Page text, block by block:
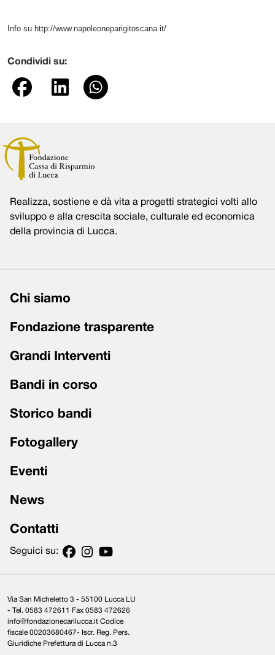
Info su http://www.napoleoneparigitoscana.it/
Condividi su:
Realizza, sostiene e dà vita a progetti strategici volti allo
sviluppo e alla crescita sociale, culturale ed economica
della provincia di Lucca.
Chi siamo
Fondazione trasparente
Grandi Interventi
Bandi in corso
Storico bandi
Fotogallery
Eventi
News
Contatti
Seguici su:
Via San Micheletto 3 - 55100 Lucca LU
- Tel. 0583 472611 Fax 0583 472626
info@fondazionecarilucca.it Codice
fiscale 00203680467- Iscr. Reg. Pers.
Giuridiche Prefettura di Lucca n.3